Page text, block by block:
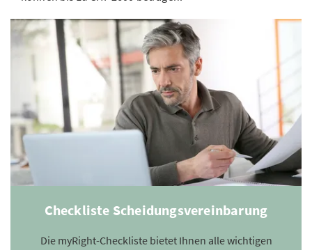
Checkliste Scheidungsvereinbarung
Die myRight-Checkliste bietet Ihnen alle wichtigen